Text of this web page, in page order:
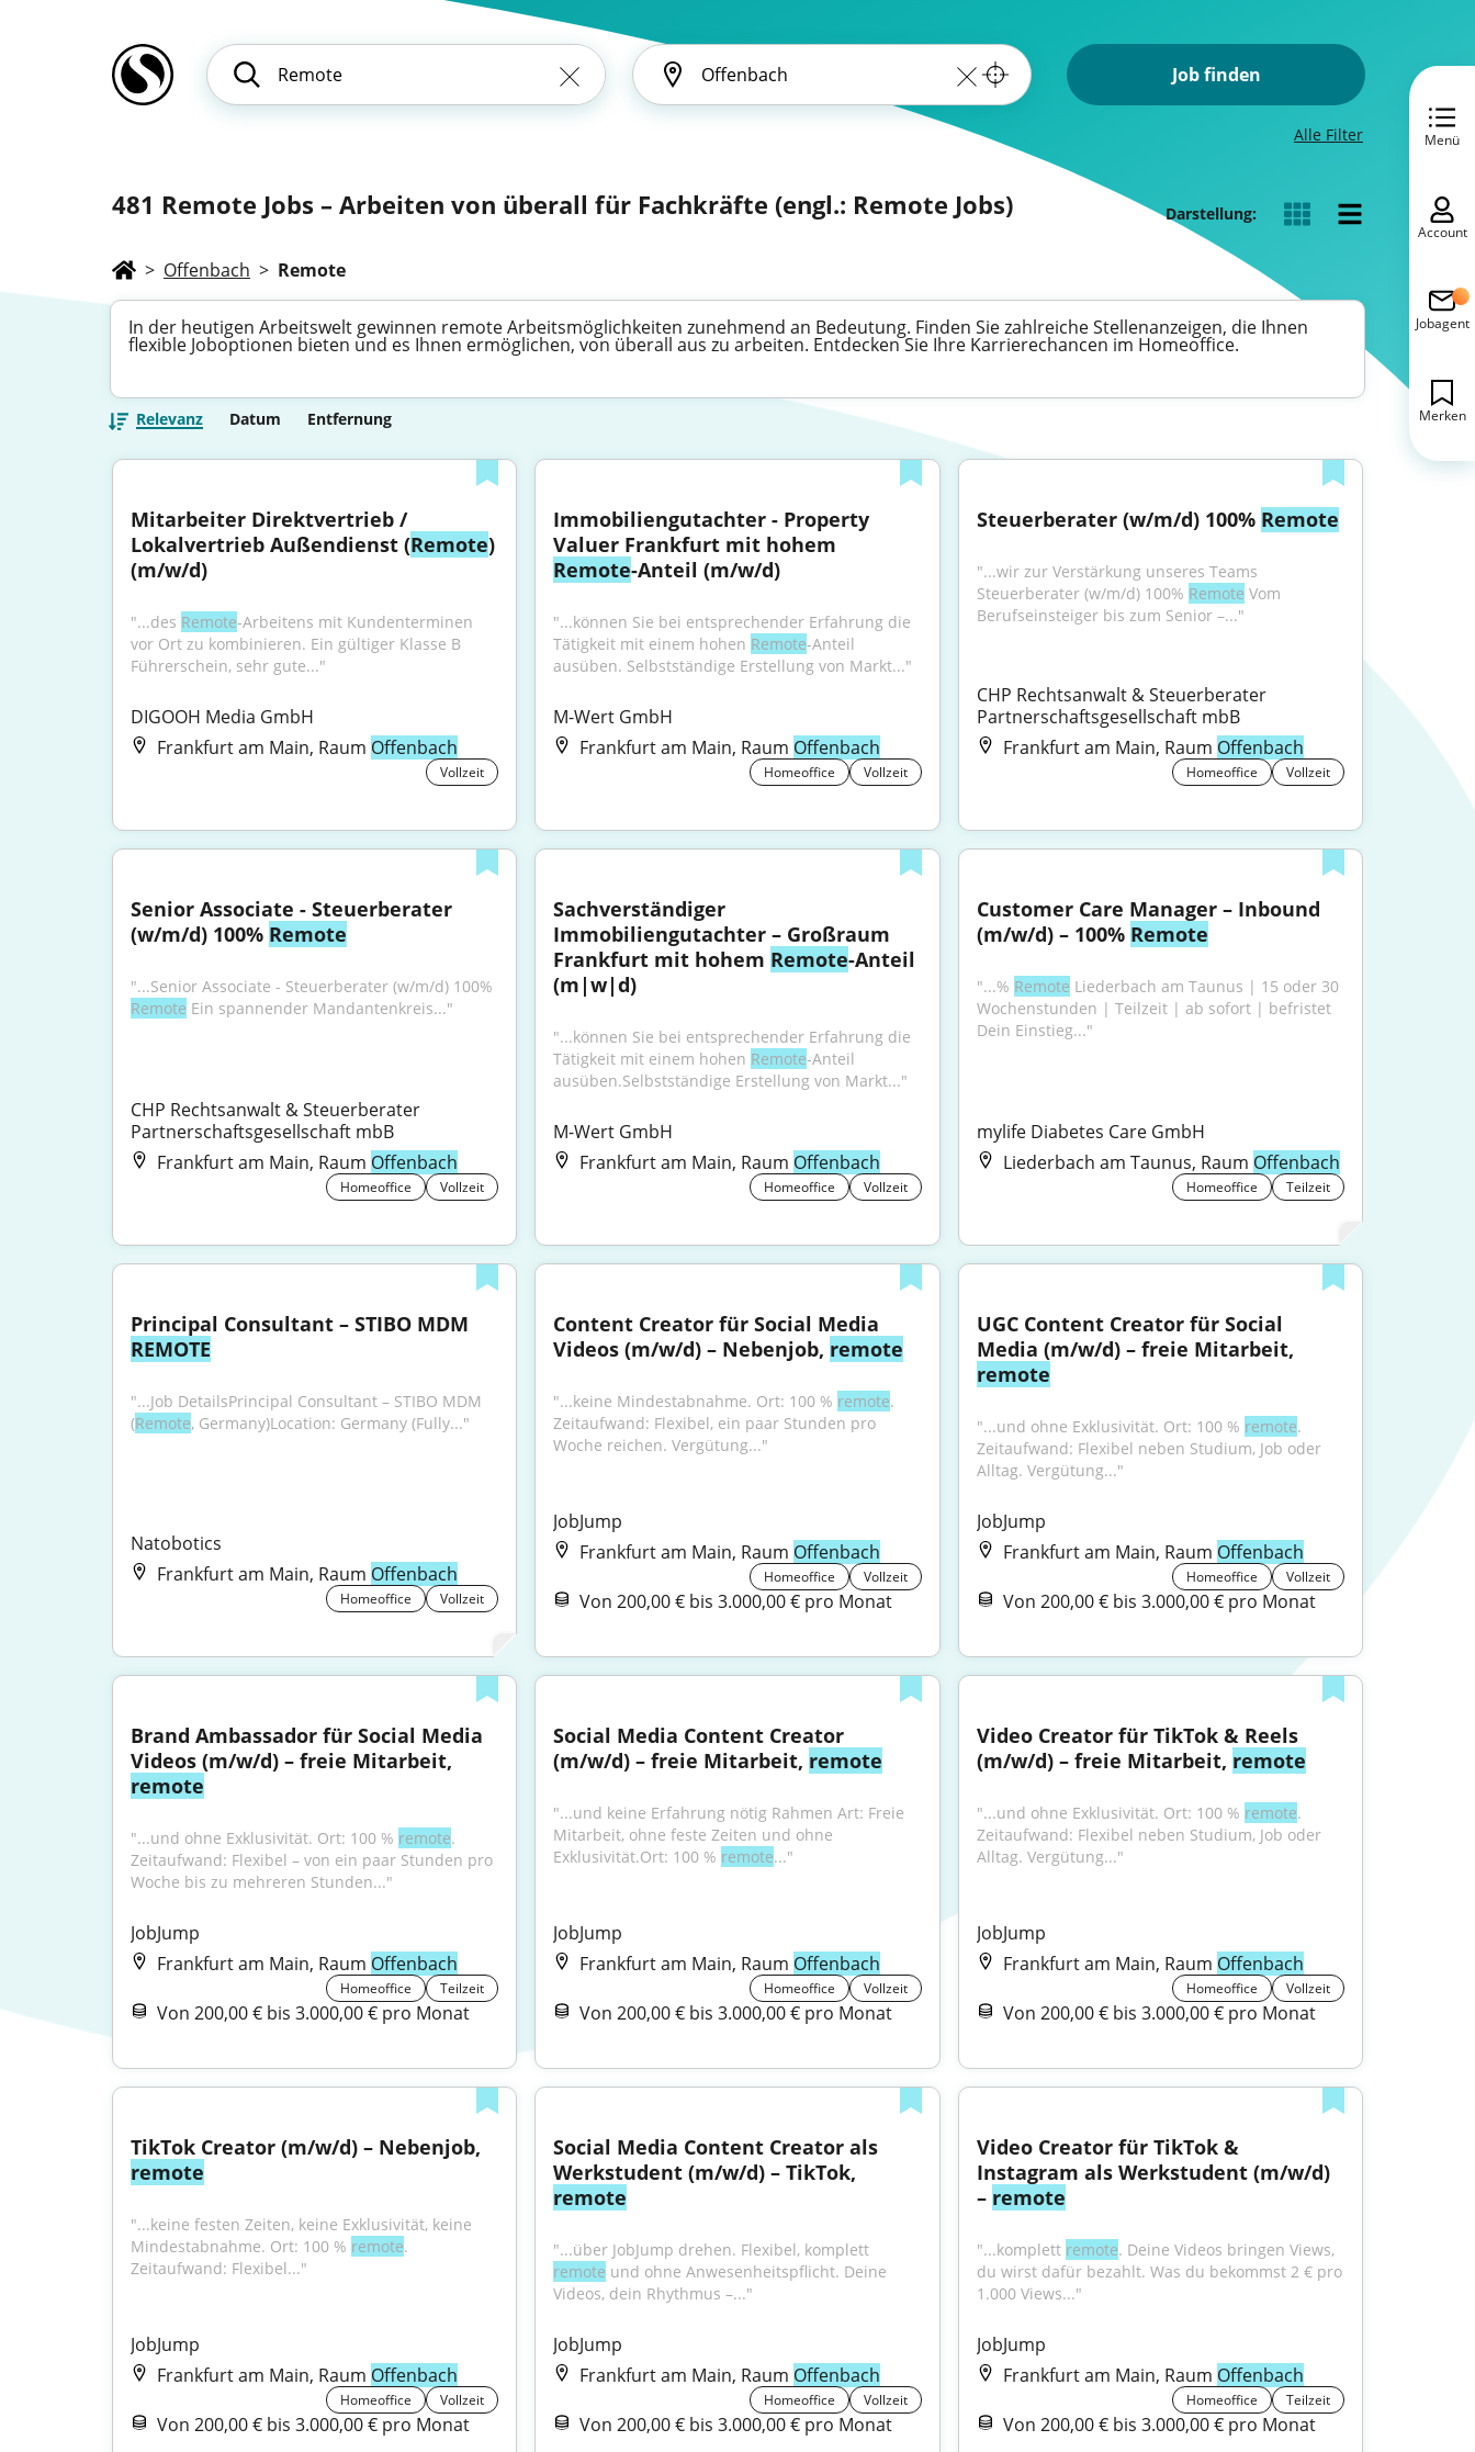
Job finden
Alle Filter
481 Remote Jobs – Arbeiten von überall für Fachkräfte (engl.: Remote Jobs) Darstellung:
> Offenbach > Remote
In der heutigen Arbeitswelt gewinnen remote Arbeitsmöglichkeiten zunehmend an Bedeutung. Finden Sie zahlreiche Stellenanzeigen, die Ihnen
flexible Joboptionen bieten und es Ihnen ermöglichen, von überall aus zu arbeiten. Entdecken Sie Ihre Karrierechancen im Homeoffice.
Relevanz Datum Entfernung
Mitarbeiter Direktvertrieb /
Lokalvertrieb Außendienst (Remote)
(m/w/d)
"...des Remote-Arbeitens mit Kundenterminen
vor Ort zu kombinieren. Ein gültiger Klasse B
Führerschein, sehr gute..."
DIGOOH Media GmbH
Frankfurt am Main, Raum Offenbach
Vollzeit
Immobiliengutachter - Property
Remote-Anteil (m/w/d)
"...können Sie bei entsprechender Erfahrung die
Tätigkeit mit einem hohen Remote-Anteil
ausüben. Selbstständige Erstellung von Markt..."
M-Wert GmbH
Frankfurt am Main, Raum Offenbach
Homeoffice Vollzeit
Steuerberater (w/m/d) 100% Remote
"...wir zur Verstärkung unseres Teams
Steuerberater (w/m/d) 100% Remote Vom
Berufseinsteiger bis zum Senior –..."
CHP Rechtsanwalt & Steuerberater
Partnerschaftsgesellschaft mbB
Frankfurt am Main, Raum Offenbach
Homeoffice Vollzeit
Senior Associate - Steuerberater
(w/m/d) 100% Remote
Remote Ein spannender Mandantenkreis..."
CHP Rechtsanwalt & Steuerberater
Partnerschaftsgesellschaft mbB
Frankfurt am Main, Raum Offenbach
Homeoffice Vollzeit
Sachverständiger
Immobiliengutachter – Großraum
Frankfurt mit hohem Remote-Anteil
(m|w|d)
"...können Sie bei entsprechender Erfahrung die
Tätigkeit mit einem hohen Remote-Anteil
ausüben.Selbstständige Erstellung von Markt..."
M-Wert GmbH
Frankfurt am Main, Raum Offenbach
Homeoffice Vollzeit
Customer Care Manager – Inbound
(m/w/d) – 100% Remote
"...% Remote Liederbach am Taunus | 15 oder 30
Wochenstunden | Teilzeit | ab sofort | befristet
Dein Einstieg..."
mylife Diabetes Care GmbH
Liederbach am Taunus, Raum Offenbach
Homeoffice Teilzeit
REMOTE
"...Job DetailsPrincipal Consultant – STIBO MDM
(Remote, Germany)Location: Germany (Fully..."
Natobotics
Frankfurt am Main, Raum Offenbach
Homeoffice Vollzeit
Content Creator für Social Media
Videos (m/w/d) – Nebenjob, remote
"...keine Mindestabnahme. Ort: 100 % remote.
Zeitaufwand: Flexibel, ein paar Stunden pro
Woche reichen. Vergütung..."
JobJump
Frankfurt am Main, Raum Offenbach
Homeoffice Vollzeit
Von 200,00 € bis 3.000,00 € pro Monat
UGC Content Creator für Social
remote
"...und ohne Exklusivität. Ort: 100 % remote.
Zeitaufwand: Flexibel neben Studium, Job oder
Alltag. Vergütung..."
JobJump
Frankfurt am Main, Raum Offenbach
Homeoffice Vollzeit
Von 200,00 € bis 3.000,00 € pro Monat
Brand Ambassador für Social Media
remote
"...und ohne Exklusivität. Ort: 100 % remote.
Zeitaufwand: Flexibel – von ein paar Stunden pro
Woche bis zu mehreren Stunden..."
JobJump
Frankfurt am Main, Raum Offenbach
Homeoffice Teilzeit
Von 200,00 € bis 3.000,00 € pro Monat
Social Media Content Creator
(m/w/d) – freie Mitarbeit, remote
"...und keine Erfahrung nötig Rahmen Art: Freie
Mitarbeit, ohne feste Zeiten und ohne
Exklusivität.Ort: 100 % remote..."
JobJump
Frankfurt am Main, Raum Offenbach
Homeoffice Vollzeit
Von 200,00 € bis 3.000,00 € pro Monat
Video Creator für TikTok & Reels
(m/w/d) – freie Mitarbeit, remote
"...und ohne Exklusivität. Ort: 100 % remote.
Zeitaufwand: Flexibel neben Studium, Job oder
Alltag. Vergütung..."
JobJump
Frankfurt am Main, Raum Offenbach
Homeoffice Vollzeit
Von 200,00 € bis 3.000,00 € pro Monat
remote
"...keine festen Zeiten, keine Exklusivität, keine
Mindestabnahme. Ort: 100 % remote.
Zeitaufwand: Flexibel..."
JobJump
Frankfurt am Main, Raum Offenbach
Homeoffice Vollzeit
Von 200,00 € bis 3.000,00 € pro Monat
Social Media Content Creator als
remote
remote und ohne Anwesenheitspflicht. Deine
Videos, dein Rhythmus –..."
JobJump
Frankfurt am Main, Raum Offenbach
Homeoffice Vollzeit
Von 200,00 € bis 3.000,00 € pro Monat
Video Creator für TikTok &
Instagram als Werkstudent (m/w/d)
– remote
"...komplett remote. Deine Videos bringen Views,
du wirst dafür bezahlt. Was du bekommst 2 € pro
1.000 Views..."
JobJump
Frankfurt am Main, Raum Offenbach
Homeoffice Teilzeit
Von 200,00 € bis 3.000,00 € pro Monat
Menü
Account
Jobagent
Merken